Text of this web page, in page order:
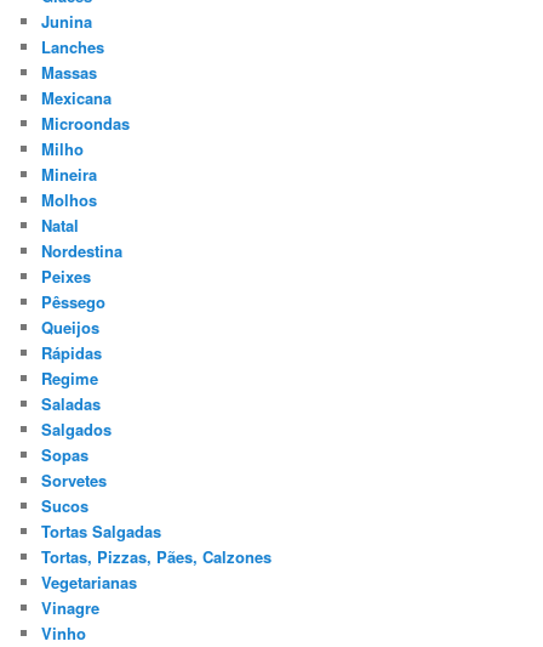
Junina
Lanches
Massas
Mexicana
Microondas
Milho
Mineira
Molhos
Natal
Nordestina
Peixes
Pêssego
Queijos
Rápidas
Regime
Saladas
Salgados
Sopas
Sorvetes
Sucos
Tortas Salgadas
Tortas, Pizzas, Pães, Calzones
Vegetarianas
Vinagre
Vinho